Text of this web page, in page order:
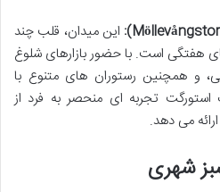
این میدان، قلب چند
هفتگی است. با حضور بازارهای شلوغ
و همچنین رستوران های متنوع با
استورگت تجربه ای منحصر به فرد از
می دهد.
شهری